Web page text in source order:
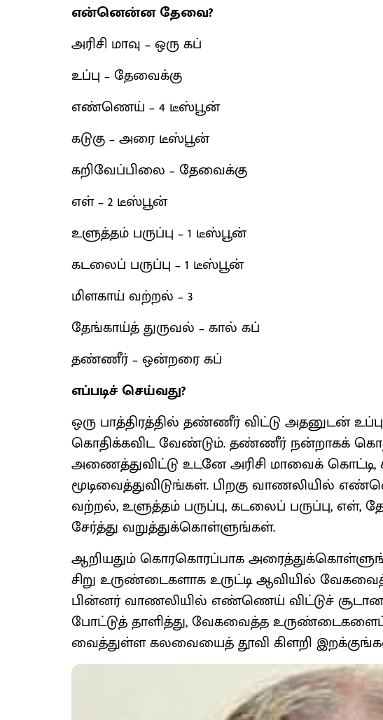
என்னென்ன தேவை?
அரிசி மாவு – ஒரு கப்
உப்பு – தேவைக்கு
எண்ணெய் – 4 டீஸ்பூன்
கடுகு – அரை டீஸ்பூன்
கறிவேப்பிலை – தேவைக்கு
எள் – 2 டீஸ்பூன்
உளுத்தம் பருப்பு – 1 டீஸ்பூன்
கடலைப் பருப்பு – 1 டீஸ்பூன்
மிளகாய் வற்றல் – 3
தேங்காய்த் துருவல் – கால் கப்
தண்ணீர் – ஒன்றரை கப்
எப்படிச் செய்வது?
ஒரு பாத்திரத்தில் தண்ணீர் விட்டு அதனுடன்
கொதிக்கவிட வேண்டும். தண்ணீர் நன்றாகக்
அணைத்துவிட்டு உடனே அரிசி மாவைக் கொட்டி,
மூடிவைத்துவிடுங்கள். பிறகு வாணலியில்
வற்றல், உளுத்தம் பருப்பு, கடலைப் பருப்பு,
சேர்த்து வறுத்துக்கொள்ளுங்கள்.
ஆறியதும் கொரகொரப்பாக
சிறு உருண்டைகளாக உருட்டி ஆவியில்
பின்னர் வாணலியில் எண்ணெய் விட்டுச்
போட்டுத் தாளித்து, வேகவைத்த
வைத்துள்ள கலவையைத் தூவி கிளறி